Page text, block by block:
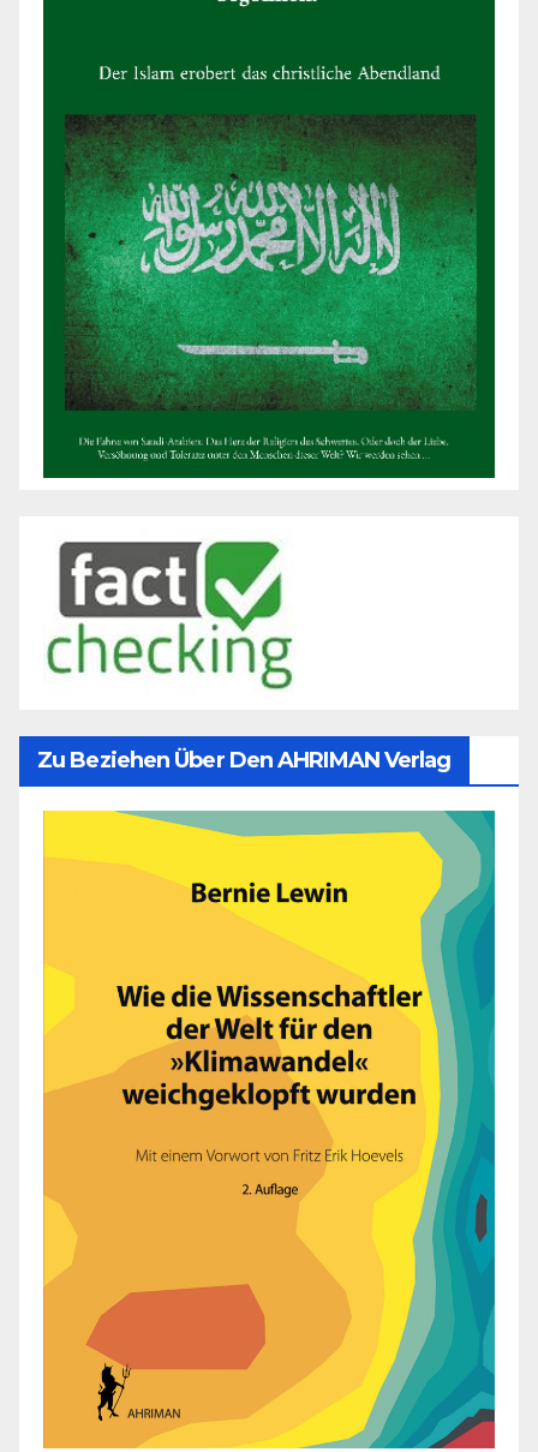
Zu Beziehen Über Den AHRIMAN Verlag